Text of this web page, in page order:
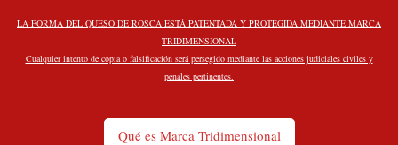
LA FORMA DEL QUESO DE ROSCA ESTÁ PATENTADA Y PROTEGIDA MEDIANTE MARCA
TRIDIMENSIONAL
Cualquier intento de copia o falsificación será persegido mediante las acciones judiciales civiles y
penales pertinentes.
Qué es Marca Tridimensional